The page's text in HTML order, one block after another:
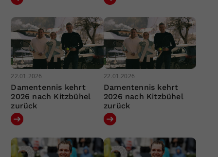
22.01.2026
Damentennis kehrt
2026 nach Kitzbühel
zurück
22.01.2026
Damentennis kehrt
2026 nach Kitzbühel
zurück